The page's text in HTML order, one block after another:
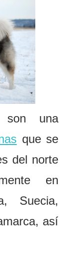
son una
que se
del norte
en
Suecia,
así